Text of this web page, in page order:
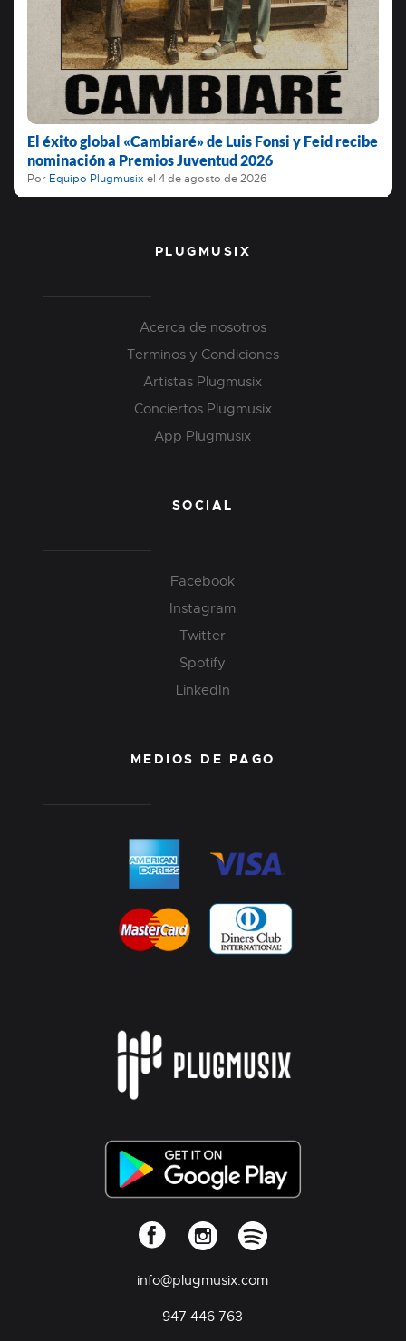
El éxito global «Cambiaré» de Luis Fonsi y Feid recibe
nominación a Premios Juventud 2026
Por Equipo Plugmusix el 4 de agosto de 2026
PLUGMUSIX
Acerca de nosotros
Terminos y Condiciones
Artistas Plugmusix
Conciertos Plugmusix
App Plugmusix
SOCIAL
Facebook
Instagram
Twitter
Spotify
LinkedIn
MEDIOS DE PAGO
info@plugmusix.com
947 446 763